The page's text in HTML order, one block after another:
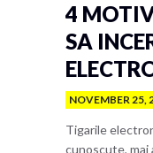
4
SA
NOVEMBER 25,
Tigarile
cunoscute, mai